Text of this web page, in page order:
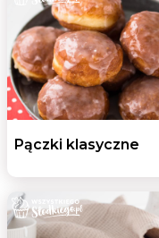
Pączki klasyczne